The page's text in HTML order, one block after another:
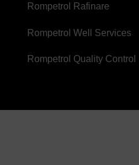
THIRDRompetrol Rafinare
Rompetrol Well Services
Rompetrol Quality Control